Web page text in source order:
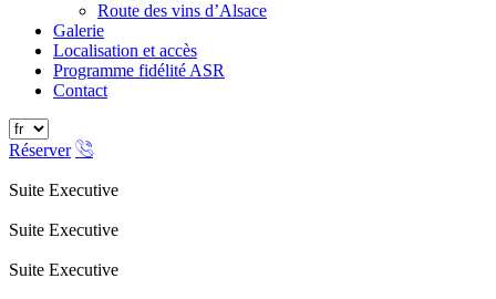
Route des vins d’Alsace
Galerie
Localisation et accès
Programme fidélité ASR
Contact
Réserver
Suite Executive
Suite Executive
Suite Executive